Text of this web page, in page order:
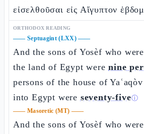
εἰσελθοῦσαι εἰς Αἴγυπτον
ORTHODOX READING
—— Septuagint (LXX)——
And the sons of Yosèf who
the land of Egypt werenine
persons of the house of
into Egypt were seventy-fiveⓘ
—— Masoretic (MT) ——
And the sons of Yosèf who